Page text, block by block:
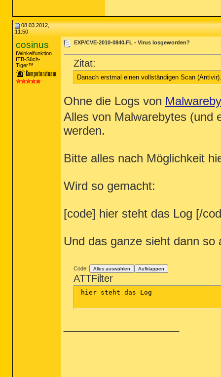
08.03.2012,
11:50
cosinus
Winkelfunktion
TB-Süch-
Tiger™
EXP/CVE-2010-0840.FL - Virus losgeworden?
Zitat:
Danach erstmal einen vollständigen Scan
Ohne die Logs von
Alles von Malwarebytes (und
werden.
Bitte alles nach Möglichkeit
Wird so gemacht:
[code] hier steht das Log [/
Und das ganze sieht dann so
Code: Alles auswählen Aufklappen
ATTFilter
hier steht das Log